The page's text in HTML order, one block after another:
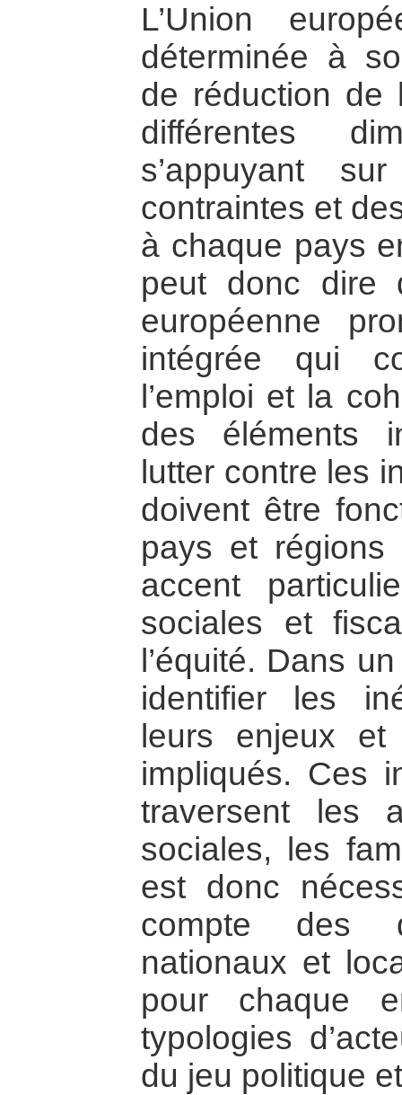
L’Union
déterminée à
de réduction de
différentes
s’appuyant
contraintes et
à chaque pays
peut donc dire
européenne
intégrée qui
l’emploi et la
des éléments
lutter contre les
doivent être
pays et régions
accent
sociales et
l’équité. Dans
identifier les
leurs enjeux
impliqués. Ces
traversent les
sociales, les
est donc
compte des
nationaux et
pour chaque
typologies
du jeu politique